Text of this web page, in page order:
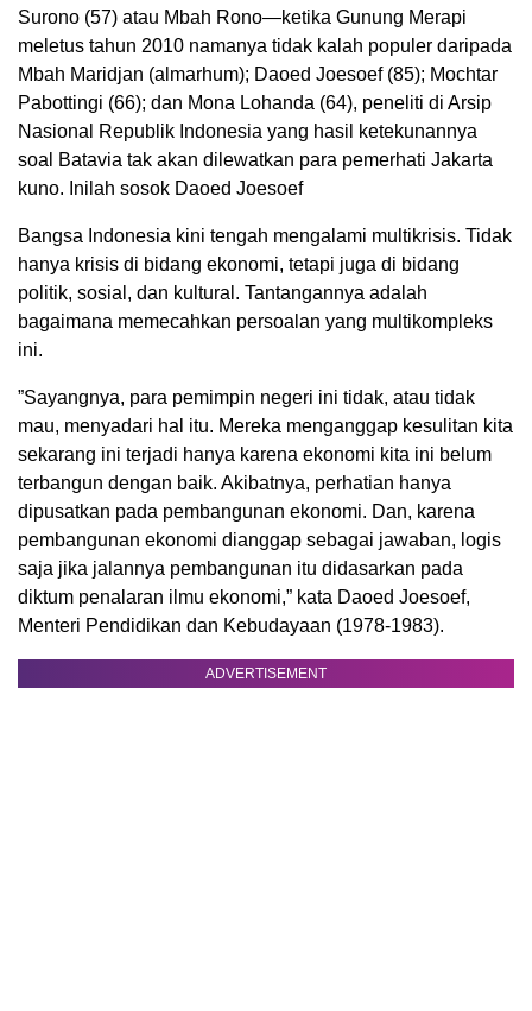
Surono (57) atau Mbah Rono—ketika Gunung Merapi
meletus tahun 2010 namanya tidak kalah populer daripada
Mbah Maridjan (almarhum); Daoed Joesoef (85); Mochtar
Pabottingi (66); dan Mona Lohanda (64), peneliti di Arsip
Nasional Republik Indonesia yang hasil ketekunannya
soal Batavia tak akan dilewatkan para pemerhati Jakarta
kuno. Inilah sosok Daoed Joesoef
Bangsa Indonesia kini tengah mengalami multikrisis. Tidak
hanya krisis di bidang ekonomi, tetapi juga di bidang
politik, sosial, dan kultural. Tantangannya adalah
bagaimana memecahkan persoalan yang multikompleks
ini.
”Sayangnya, para pemimpin negeri ini tidak, atau tidak
mau, menyadari hal itu. Mereka menganggap kesulitan kita
sekarang ini terjadi hanya karena ekonomi kita ini belum
terbangun dengan baik. Akibatnya, perhatian hanya
dipusatkan pada pembangunan ekonomi. Dan, karena
pembangunan ekonomi dianggap sebagai jawaban, logis
saja jika jalannya pembangunan itu didasarkan pada
diktum penalaran ilmu ekonomi,” kata Daoed Joesoef,
Menteri Pendidikan dan Kebudayaan (1978-1983).
ADVERTISEMENT